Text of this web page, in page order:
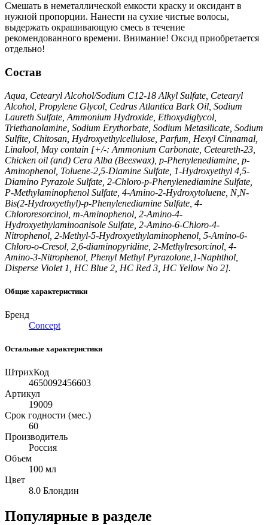
Смешать в неметаллической емкости краску и оксидант в
нужной пропорции. Нанести на сухие чистые волосы,
выдержать окрашивающую смесь в течение
рекомендованного времени. Внимание! Оксид приобретается
отдельно!
Состав
Aqua, Cetearyl Alcohol/Sodium C12-18 Alkyl Sulfate, Cetearyl
Alcohol, Propylene Glycol, Cedrus Atlantica Bark Oil, Sodium
Laureth Sulfate, Ammonium Hydroxide, Ethoxydiglycol,
Triethanolamine, Sodium Erythorbate, Sodium Metasilicate, Sodium
Sulfite, Chitosan, Hydroxyethylсellulose, Parfum, Hexyl Cinnamal,
Linalool, May contain [+/-: Ammonium Carbonate, Ceteareth-23,
Сhicken oil (and) Cera Alba (Beeswax), p-Phenylenediamine, p-
Аminophenol, Toluene-2,5-Diamine Sulfate, 1-Hydroxyethyl 4,5-
Diamino Pyrazole Sulfate, 2-Chloro-p-Phenylenediamine Sulfate,
P-Methylaminophenol Sulfate, 4-Amino-2-Hydroxytoluene, N,N-
Bis(2-Hydroxyethyl)-p-Phenylenediamine Sulfate, 4-
Chlororesorcinol, m-Aminophenol, 2-Amino-4-
Hydroxyethylaminoanisole Sulfate, 2-Amino-6-Chloro-4-
Nitrophenol, 2-Methyl-5-Hydroxyethylaminophenol, 5-Amino-6-
Chloro-o-Cresol, 2,6-diaminopyridine, 2-Methylresorcinol, 4-
Amino-3-Nitrophenol, Phenyl Methyl Pyrazolone,1-Naphthol,
Disperse Violet 1, HC Blue 2, HC Red 3, HC Yellow No 2].
Общие характеристики
Бренд
Concept
Остальные характеристики
ШтрихКод
4650092456603
Артикул
19009
Срок годности (мес.)
60
Производитель
Россия
Объем
100 мл
Цвет
8.0 Блондин
Популярные в разделе